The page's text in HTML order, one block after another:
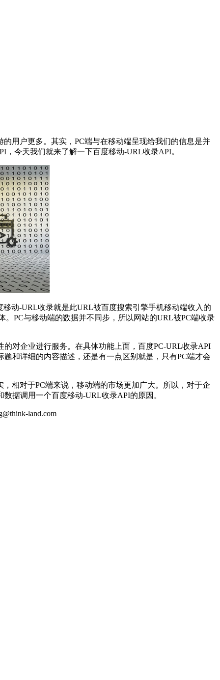
用户更多。其实，PC端与在移动端呈现给我们的信息是并
今天我们就来了解一下百度移动-URL收录API。
动-URL收录就是此URL被百度搜索引擎手机移动端收入的
PC与移动端的数据并不同步，所以网站的URL被PC端收录
对企业进行服务。在具体功能上面，百度PC-URL收录API
和详细的内容描述，还是有一点区别就是，只有PC端才会
相对于PC端来说，移动端的市场更加广大。所以，对于企
据调用一个百度移动-URL收录API的原因。
land.com